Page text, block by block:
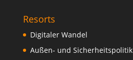
Resorts
Digitaler Wandel
Außen- und Sicherheitspolitik